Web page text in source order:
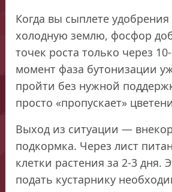
Когда вы сыплете
холодную землю, фосфор
точек роста только через
момент фаза бутонизации
пройти без нужной
просто «пропускает»
Выход из ситуации —
подкормка. Через лист
клетки растения за 2-3 дня.
подать кустарнику